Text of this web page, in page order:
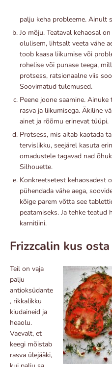
palju keha probleeme. Ainult
Jo mõju. Teataval kehaosal
olulisem, lihtsalt veeta vähe
toob kaasa liikumise või
rohelise või punase teega,
protsess, ratsionaalne viis
Soovimatud tulemused.
Peene joone saamine.
rasva ja liikumisega. Äkiline
ainet ja rõõmu erinevat tüüpi.
Protsess, mis aitab kaotada
tervislikku, seejärel kasuta
omadustele tagavad nad
Silhouette.
Konkreetsetest kehaosadest
pühendada vähe aega,
kõige parem võtta see
peatamiseks. Ja tehke
karnitiini.
Frizzcalin kus osta
Teil on vaja
palju
antioksüdante
, rikkalikku
kiudaineid ja
heaolu.
Vaevalt, et
keegi mõistab
rasva ülejääki,